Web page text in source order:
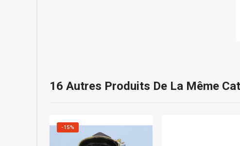
16 Autres Produits De La Même
-15%